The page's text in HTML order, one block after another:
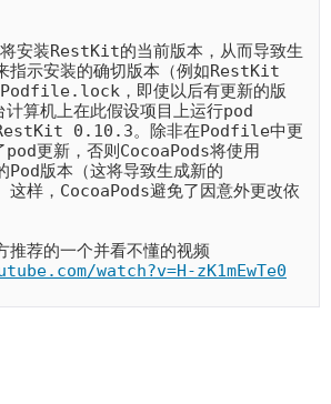
装RestKit的当前版本，从而导致生
示安装的确切版本（例如RestKit
，即使以后有更新的版
计算机上在此假设项目上运行pod
0.10.3。除非在Podfile中更
pod更新，否则CocoaPods将使用
版本（这将导致生成新的
，CocoaPods避免了因意外更改依
推荐的一个并看不懂的视频
watch?v=H-zK1mEwTe0